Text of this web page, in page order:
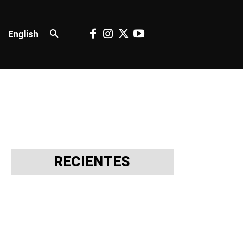
English
RECIENTES